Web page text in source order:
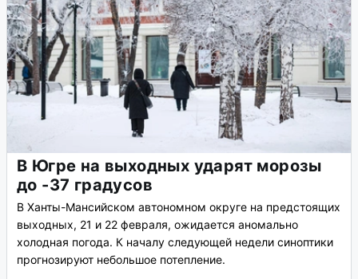
В Югре на выходных ударят морозы
до -37 градусов
В Ханты-Мансийском автономном округе на предстоящих
выходных, 21 и 22 февраля, ожидается аномально
холодная погода. К началу следующей недели синоптики
прогнозируют небольшое потепление.